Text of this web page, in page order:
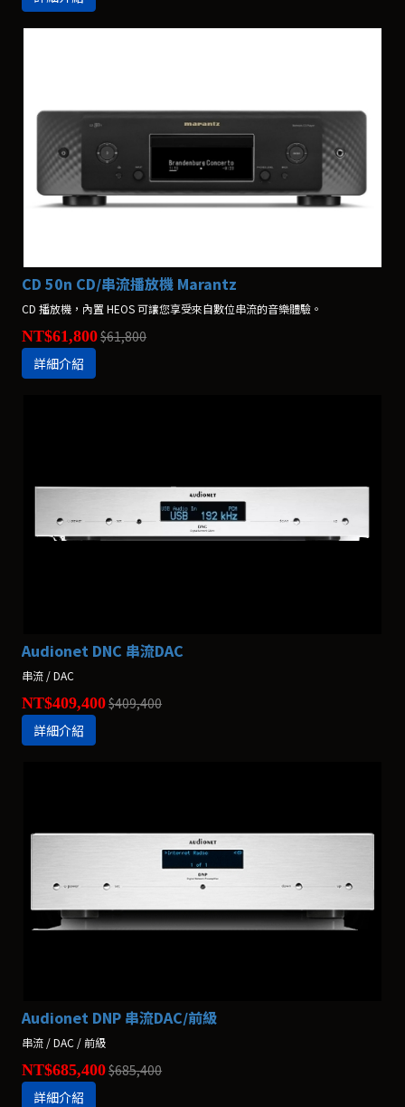
CD 50n CD/串流播放機 Marantz
CD 播放機，內置 HEOS 可讓您享受來自數位串流的音樂體驗。
NT$61,800$61,800
詳細介紹
Audionet DNC 串流DAC
串流 / DAC
NT$409,400$409,400
詳細介紹
Audionet DNP 串流DAC/前級
串流 / DAC / 前級
NT$685,400$685,400
詳細介紹